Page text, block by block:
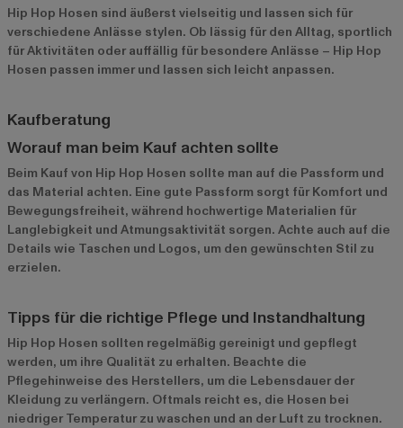
Hip Hop Hosen sind äußerst vielseitig und lassen sich für
verschiedene Anlässe stylen. Ob lässig für den Alltag, sportlich
für Aktivitäten oder auffällig für besondere Anlässe – Hip Hop
Hosen passen immer und lassen sich leicht anpassen.
Kaufberatung
Worauf man beim Kauf achten sollte
Beim Kauf von Hip Hop Hosen sollte man auf die Passform und
das Material achten. Eine gute Passform sorgt für Komfort und
Bewegungsfreiheit, während hochwertige Materialien für
Langlebigkeit und Atmungsaktivität sorgen. Achte auch auf die
Details wie Taschen und Logos, um den gewünschten Stil zu
erzielen.
Tipps für die richtige Pflege und Instandhaltung
Hip Hop Hosen sollten regelmäßig gereinigt und gepflegt
werden, um ihre Qualität zu erhalten. Beachte die
Pflegehinweise des Herstellers, um die Lebensdauer der
Kleidung zu verlängern. Oftmals reicht es, die Hosen bei
niedriger Temperatur zu waschen und an der Luft zu trocknen.